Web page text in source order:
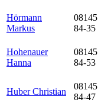
Hörmann
Markus
08145
84-35
Hohenauer
Hanna
08145
84-53
Huber Christian
08145
84-47